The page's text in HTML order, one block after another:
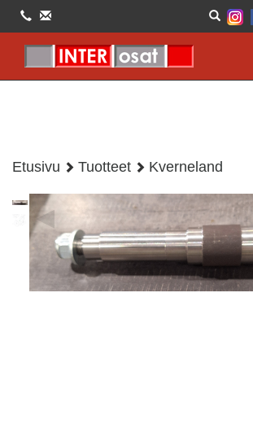
Etusivu Tuotteet Kverneland
◀